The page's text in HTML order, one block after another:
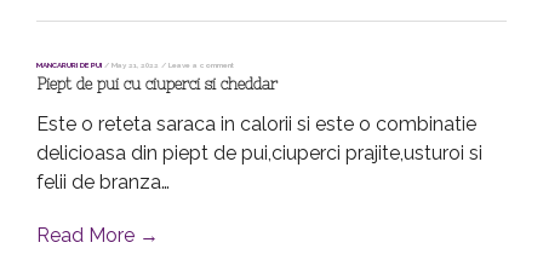
MANCARURI DE PUI / May 21, 2022 / Leave a comment
Piept de pui cu ciuperci si cheddar
Este o reteta saraca in calorii si este o combinatie
delicioasa din piept de pui,ciuperci prajite,usturoi si
felii de branza…
Read More →